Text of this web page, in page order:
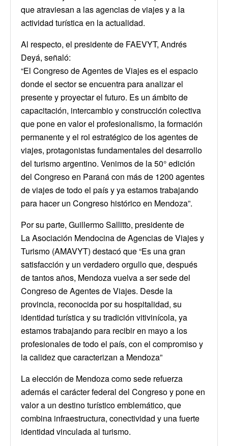
que atraviesan a las agencias de viajes y a la
actividad turística en la actualidad.
Al respecto, el presidente de FAEVYT, Andrés
Deyá, señaló:
“El Congreso de Agentes de Viajes es el espacio
donde el sector se encuentra para analizar el
presente y proyectar el futuro. Es un ámbito de
capacitación, intercambio y construcción colectiva
que pone en valor el profesionalismo, la formación
permanente y el rol estratégico de los agentes de
viajes, protagonistas fundamentales del desarrollo
del turismo argentino. Venimos de la 50° edición
del Congreso en Paraná con más de 1200 agentes
de viajes de todo el país y ya estamos trabajando
para hacer un Congreso histórico en Mendoza”.
Por su parte, Guillermo Sallitto, presidente de
La Asociación Mendocina de Agencias de Viajes y
Turismo (AMAVYT) destacó que “Es una gran
satisfacción y un verdadero orgullo que, después
de tantos años, Mendoza vuelva a ser sede del
Congreso de Agentes de Viajes. Desde la
provincia, reconocida por su hospitalidad, su
identidad turística y su tradición vitivinícola, ya
estamos trabajando para recibir en mayo a los
profesionales de todo el país, con el compromiso y
la calidez que caracterizan a Mendoza”
La elección de Mendoza como sede refuerza
además el carácter federal del Congreso y pone en
valor a un destino turístico emblemático, que
combina infraestructura, conectividad y una fuerte
identidad vinculada al turismo.